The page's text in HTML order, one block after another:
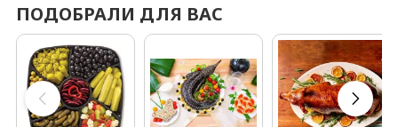
ПОДОБРАЛИ ДЛЯ ВАС